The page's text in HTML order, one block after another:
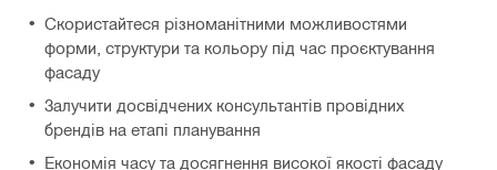
Скористайтеся різноманітними можливостями
форми, структури та кольору під час проєктування
фасаду
Залучити досвідчених консультантів провідних
брендів на етапі планування
Економія часу та досягнення високої якості фасаду